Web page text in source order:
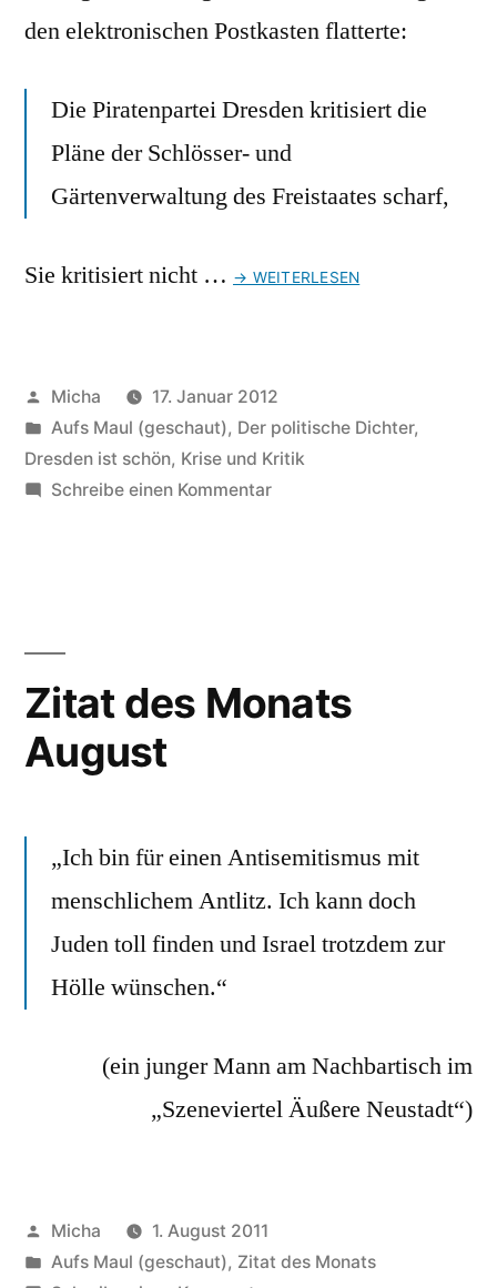
den elektronischen Postkasten flatterte:
Die Piratenpartei Dresden kritisiert die
Pläne der Schlösser- und
Gärtenverwaltung des Freistaates scharf,
Sie kritisiert nicht … → WEITERLESEN
Veröffentlicht
von
Micha
17. Januar 2012
Veröffentlicht
unter
Aufs Maul (geschaut), Der politische Dichter,
Dresden ist schön, Krise und Kritik
Schreibe einen Kommentarzu
Sprache
Zitat des Monats
August
„Ich bin für einen Antisemitismus mit
menschlichem Antlitz. Ich kann doch
Juden toll finden und Israel trotzdem zur
Hölle wünschen.“
(ein junger Mann am Nachbartisch im
„Szeneviertel Äußere Neustadt“)
Veröffentlicht
von
Micha
1. August 2011
Veröffentlicht
Aufs Maul (geschaut), Zitat des Monats